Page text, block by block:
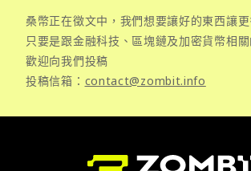
桑幣正在徵文中，我們想要讓好的東西讓更
只要是跟金融科技、區塊鏈及加密貨幣相
歡迎向我們投稿
投稿信箱： contact@zombit.info